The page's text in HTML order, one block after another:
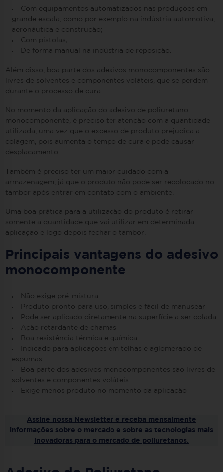
Com equipamentos automatizados nas produções em
grande escala, como por exemplo na indústria automotiva,
aeronáutica e construção;
Com pistolas;
De forma manual na indústria de reposição.
Além disso, boa parte dos adesivos monocomponentes são
livres de solventes e componentes voláteis, que se perdem
durante o processo de cura.
No momento da aplicação do adesivo de poliuretano
monocomponente, é preciso ter atenção com a quantidade
utilizada, uma vez que o excesso de produto prejudica a
colagem, pois aumenta o tempo de cura e pode causar
desplacamento.
Também é preciso ter um maior cuidado com a
armazenagem, já que o produto não pode ser recolocado no
tambor após entrar em contato com o ambiente.
Uma boa prática para a utilização do produto é retirar
somente a quantidade que vai utilizar em determinada
aplicação e logo depois fechar o tambor.
Principais vantagens do adesivo
monocomponente
Não exige pré-mistura
Produto pronto para uso, simples e fácil de manusear
Pode ser aplicado diretamente na superfície a ser colada
Ação retardante de chamas
Boa resistência térmica e química
Indicado para aplicações em telhas e aglomerado de
espumas
Boa parte dos adesivos monocomponentes são livres de
solventes e componentes voláteis
Exige menos produto no momento da aplicação
Assine nossa Newsletter e receba mensalmente
informações sobre o mercado e sobre as tecnologias mais
inovadoras para o mercado de poliuretanos.